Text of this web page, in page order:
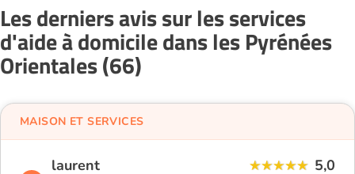
Les derniers avis sur les services
d'aide à domicile dans les Pyrénées
Orientales (66)
laurent 5,0
MAISON ET SERVICES